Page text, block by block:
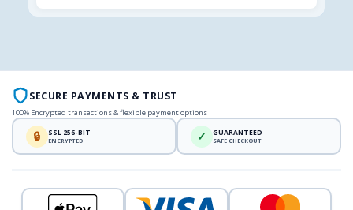
SECURE PAYMENTS & TRUST
100% Encrypted transactions & flexible payment options
🔒 SSL 256-BIT
ENCRYPTED ✓ GUARANTEED
SAFE CHECKOUT